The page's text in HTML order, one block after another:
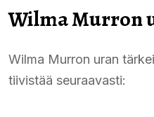
Wilma Murron
Wilma Murron uran
tiivistää seuraavasti: